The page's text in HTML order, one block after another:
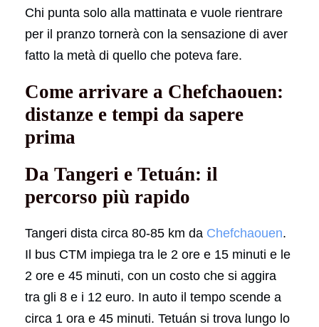
Chi punta solo alla mattinata e vuole rientrare
per il pranzo tornerà con la sensazione di aver
fatto la metà di quello che poteva fare.
Come arrivare a Chefchaouen:
distanze e tempi da sapere
prima
Da Tangeri e Tetuán: il
percorso più rapido
Tangeri dista circa 80-85 km da Chefchaouen.
Il bus CTM impiega tra le 2 ore e 15 minuti e le
2 ore e 45 minuti, con un costo che si aggira
tra gli 8 e i 12 euro. In auto il tempo scende a
circa 1 ora e 45 minuti. Tetuán si trova lungo lo